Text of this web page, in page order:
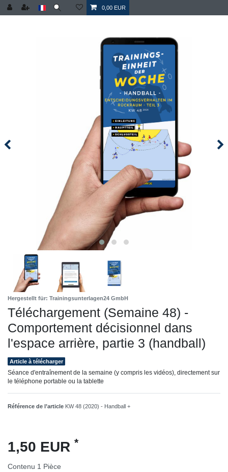
0,00 EUR
Hergestellt für: Trainingsunterlagen24 GmbH
Téléchargement (Semaine 48) -
Comportement décisionnel dans
l'espace arrière, partie 3 (handball)
Article à télécharger
Séance d'entraînement de la semaine (y compris les vidéos), directement sur
le téléphone portable ou la tablette
Référence de l’article KW 48 (2020) - Handball +
1,50 EUR *
Contenu 1 Pièce